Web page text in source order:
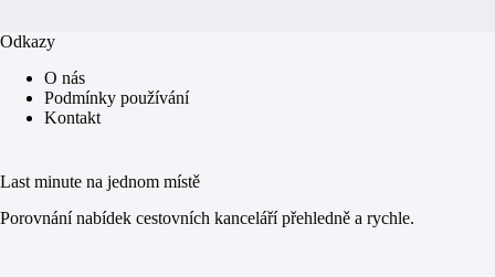
Odkazy
O nás
Podmínky používání
Kontakt
Last minute na jednom místě
Porovnání nabídek cestovních kanceláří přehledně a rychle.